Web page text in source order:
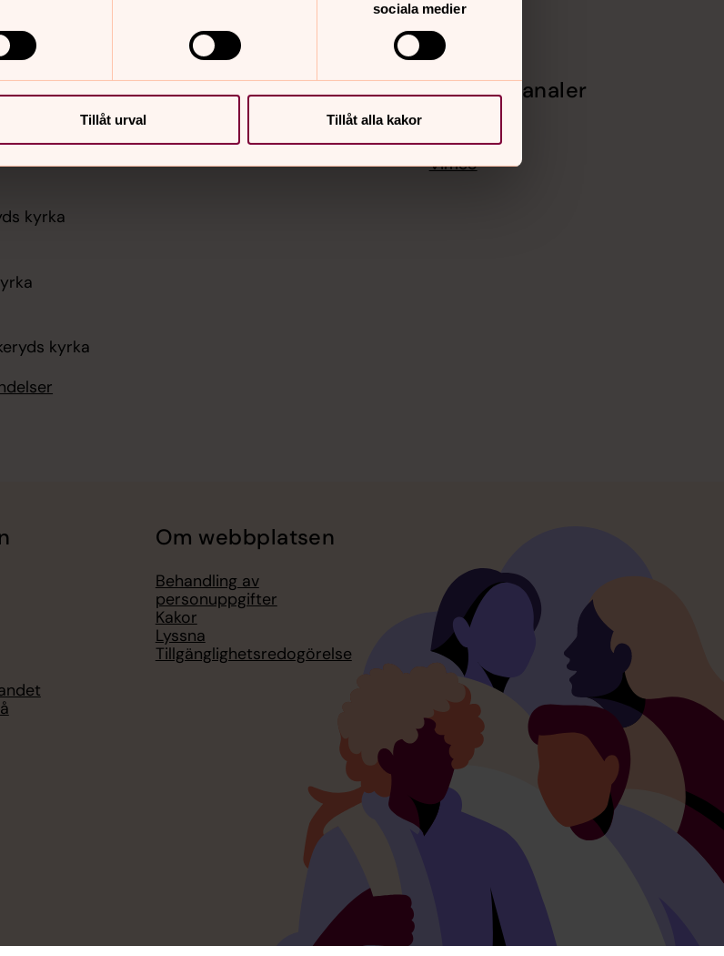
sociala medier
Tillåt urval Tillåt alla kakor
kyrka
kyrka
kyrka
Hitta snabbt
Sidkarta
Sociala kanaler
Instagram
Vimeo
Om webbplatsen
Behandling av
personuppgifter
Kakor
Lyssna
Tillgänglighetsredogörelse